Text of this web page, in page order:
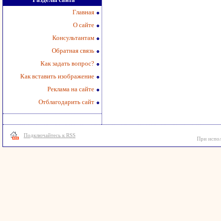
Главная
О сайте
Консультантам
Обратная связь
Как задать вопрос?
Как вставить изображение
Реклама на сайте
Отблагодарить сайт
Подключайтесь к RSS
При